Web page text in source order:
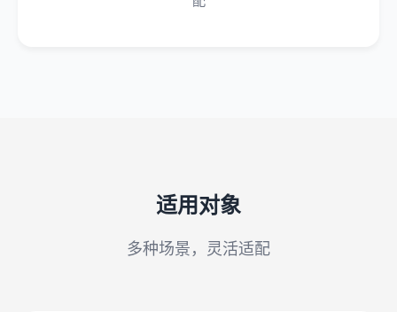
适用对象
多种场景，灵活适配